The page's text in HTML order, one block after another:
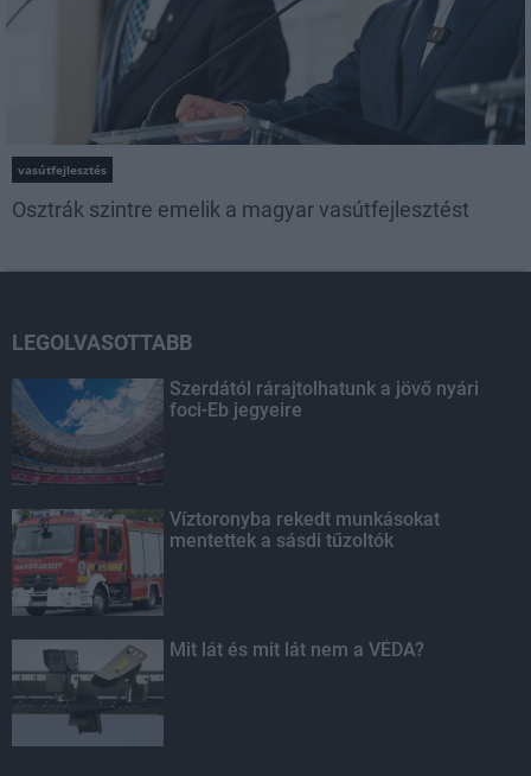
vasútfejlesztés
Osztrák szintre emelik a magyar vasútfejlesztést
LEGOLVASOTTABB
Szerdától rárajtolhatunk a jövő nyári
foci-Eb jegyeire
Víztoronyba rekedt munkásokat
mentettek a sásdi tűzoltók
Mit lát és mit lát nem a VÉDA?